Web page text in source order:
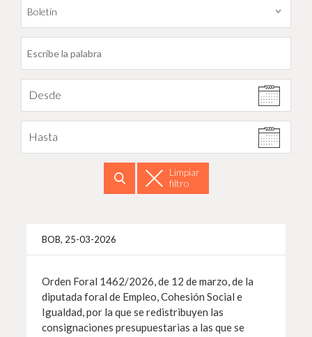
Desde
Hasta
Limpiar
filtro
BOB, 25-03-2026
Orden Foral 1462/2026, de 12 de marzo, de la
diputada foral de Empleo, Cohesión Social e
Igualdad, por la que se redistribuyen las
consignaciones presupuestarias a las que se